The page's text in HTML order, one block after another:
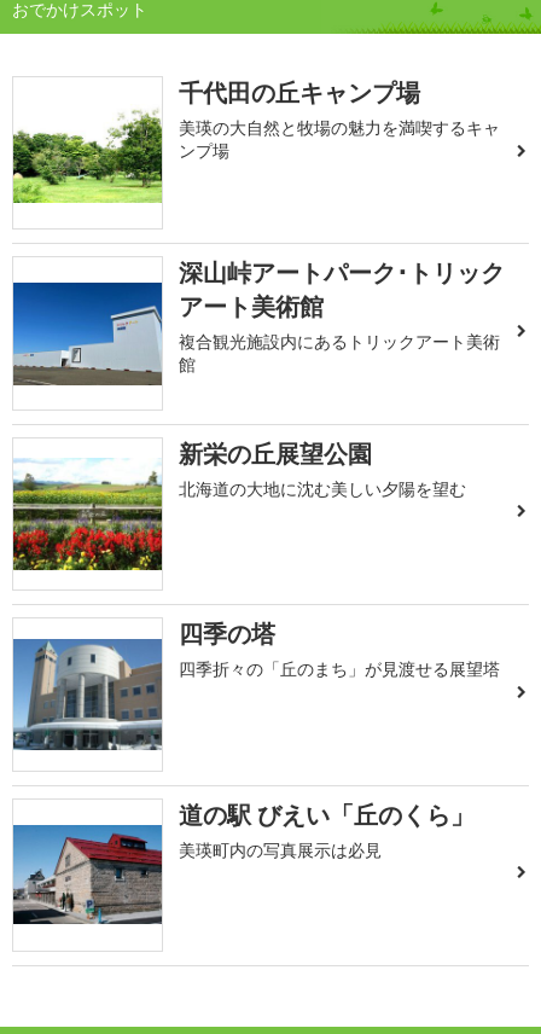
おでかけスポット
千代田の丘キャンプ場
美瑛の大自然と牧場の魅力を満喫するキャ
ンプ場
深山峠アートパーク･トリック
アート美術館
複合観光施設内にあるトリックアート美術
館
新栄の丘展望公園
北海道の大地に沈む美しい夕陽を望む
四季の塔
四季折々の「丘のまち」が見渡せる展望塔
道の駅 びえい「丘のくら」
美瑛町内の写真展示は必見